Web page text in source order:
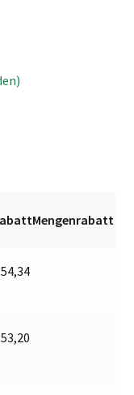
54,34
53,20